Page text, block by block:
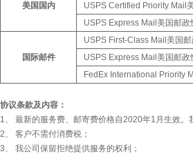
美国国内
USPS Certified Priority Mail
USPS Express Mail美国邮政
国际邮件
USPS First-Class Mail美国
USPS Express Mail美国邮政
FedEx International Priority
协议条款及内容：
1、 最新的服务费、邮寄费价格自2020年1月生效
2、 客户不需付消费税；
3、 我公司保留拒绝提供服务的权利；